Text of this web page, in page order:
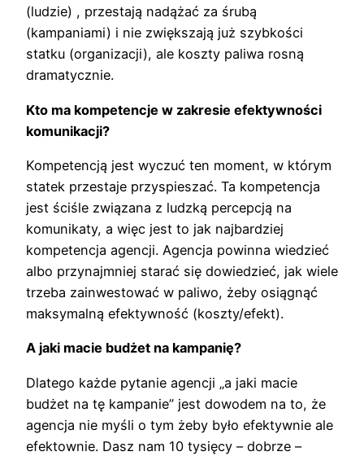
(ludzie) , przestają nadążać za śrubą
(kampaniami) i nie zwiększają już szybkości
statku (organizacji), ale koszty paliwa rosną
dramatycznie.
Kto ma kompetencje w zakresie efektywności
komunikacji?
Kompetencją jest wyczuć ten moment, w którym
statek przestaje przyspieszać. Ta kompetencja
jest ściśle związana z ludzką percepcją na
komunikaty, a więc jest to jak najbardziej
kompetencja agencji. Agencja powinna wiedzieć
albo przynajmniej starać się dowiedzieć, jak wiele
trzeba zainwestować w paliwo, żeby osiągnąć
maksymalną efektywność (koszty/efekt).
A jaki macie budżet na kampanię?
Dlatego każde pytanie agencji „a jaki macie
budżet na tę kampanie” jest dowodem na to, że
agencja nie myśli o tym żeby było efektywnie ale
efektownie. Dasz nam 10 tysięcy – dobrze –